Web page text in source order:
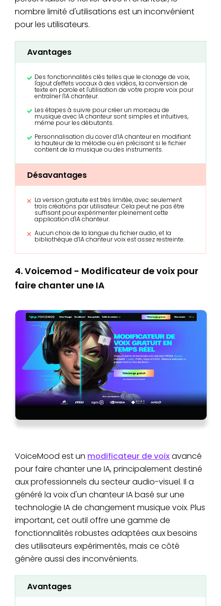
nombre limité d'utilisations est un inconvénient
pour les utilisateurs.
Avantages
Des fonctionnalités clés telles que le clonage de voix,
l'ajout d'effets vocaux à des vidéos, la conversion de
texte en parole et l'utilisation de votre propre voix pour
entraîner l'IA chanteur.
Les étapes à suivre pour créer un morceau de
musique avec IA chanteur sont simples et intuitives,
même pour les débutants.
Personnalisation du cover d’IA chanteur en modifiant
la hauteur de la mélodie ou en précisant si le fichier
contient de la musique ou des instruments.
Désavantages
La version gratuite est très limitée, avec seulement
trois créations par utilisateur. Cela peut ne pas être
suffisant pour expérimenter pleinement cette
application d'IA chanteur.
Aucun choix de la langue du fichier audio, et la
bibliothèque d’IA chanteur voix est assez restreinte.
4. Voicemod - Modificateur de voix pour
faire chanter une IA
VoiceMood est un modificateur de voixavancé
pour faire chanter une IA, principalement destiné
aux professionnels du secteur audio-visuel. Il a
généré la voix d'un chanteur IA basé sur une
technologie IA de changement musique voix. Plus
important, cet outil offre une gamme de
fonctionnalités robustes adaptées aux besoins
des utilisateurs expérimentés, mais ce côté
génère aussi des inconvénients.
Avantages